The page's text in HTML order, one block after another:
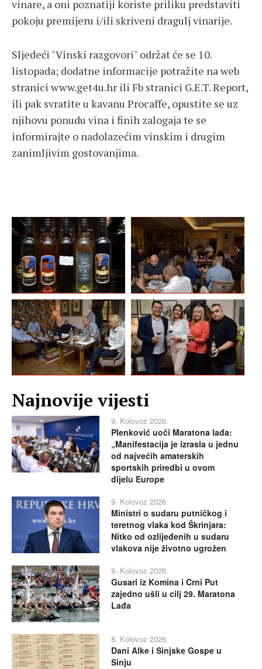
vinare, a oni poznatiji koriste priliku predstaviti
pokoju premijeru i/ili skriveni dragulj vinarije.
Sljedeći "Vinski razgovori" održat će se 10.
listopada; dodatne informacije potražite na web
stranici www.get4u.hr ili Fb stranici G.E.T. Report,
ili pak svratite u kavanu Procaffe, opustite se uz
njihovu ponudu vina i finih zalogaja te se
informirajte o nadolazećim vinskim i drugim
zanimljivim gostovanjima.
Najnovije vijesti
9. Kolovoz 2026.
Plenković uoči Maratona lađa:
„Manifestacija je izrasla u jednu
od najvećih amaterskih
sportskih priredbi u ovom
dijelu Europe
9. Kolovoz 2026.
Ministri o sudaru putničkog i
teretnog vlaka kod Škrinjara:
Nitko od ozlijeđenih u sudaru
vlakova nije životno ugrožen
9. Kolovoz 2026.
Gusari iz Komina i Crni Put
zajedno ušli u cilj 29. Maratona
Lađa
8. Kolovoz 2026.
Dani Alke i Sinjske Gospe u
Sinju